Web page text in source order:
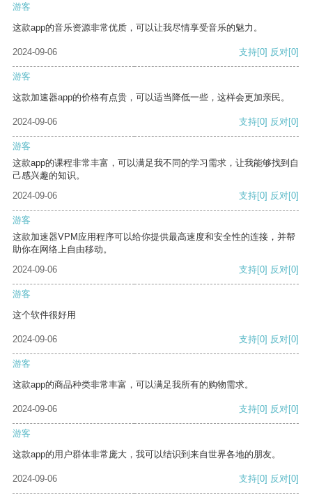
游客
这款app的音乐资源非常优质，可以让我尽情享受音乐的魅力。
2024-09-06 支持[0] 反对[0]
游客
这款加速器app的价格有点贵，可以适当降低一些，这样会更加亲民。
2024-09-06 支持[0] 反对[0]
游客
这款app的课程非常丰富，可以满足我不同的学习需求，让我能够找到自
己感兴趣的知识。
2024-09-06
支持[0] 反对[0]
游客
这款加速器VPM应用程序可以给你提供最高速度和安全性的连接，并帮
助你在网络上自由移动。
2024-09-06
支持[0] 反对[0]
游客
这个软件很好用
2024-09-06 支持[0] 反对[0]
游客
这款app的商品种类非常丰富，可以满足我所有的购物需求。
2024-09-06 支持[0] 反对[0]
游客
这款app的用户群体非常庞大，我可以结识到来自世界各地的朋友。
2024-09-06 支持[0] 反对[0]